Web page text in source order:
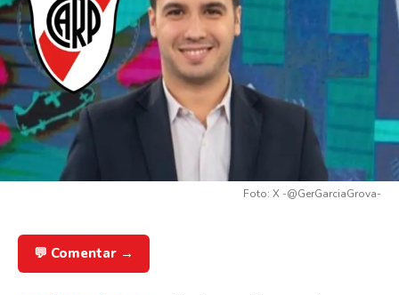
Foto: X -@GerGarciaGrova-
💬 Comentar →